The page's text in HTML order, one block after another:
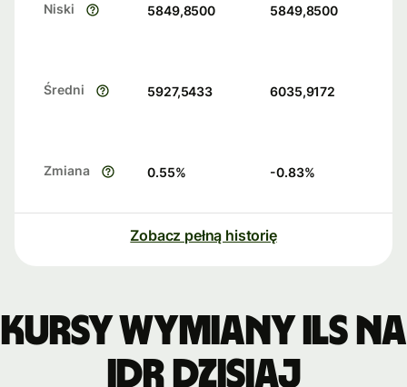
Niski 5849,8500 5849,8500
Średni 5927,5433 6035,9172
Zmiana 0.55% -0.83%
Zobacz pełną historię
Kursy wymiany ILS na
IDR dzisiaj